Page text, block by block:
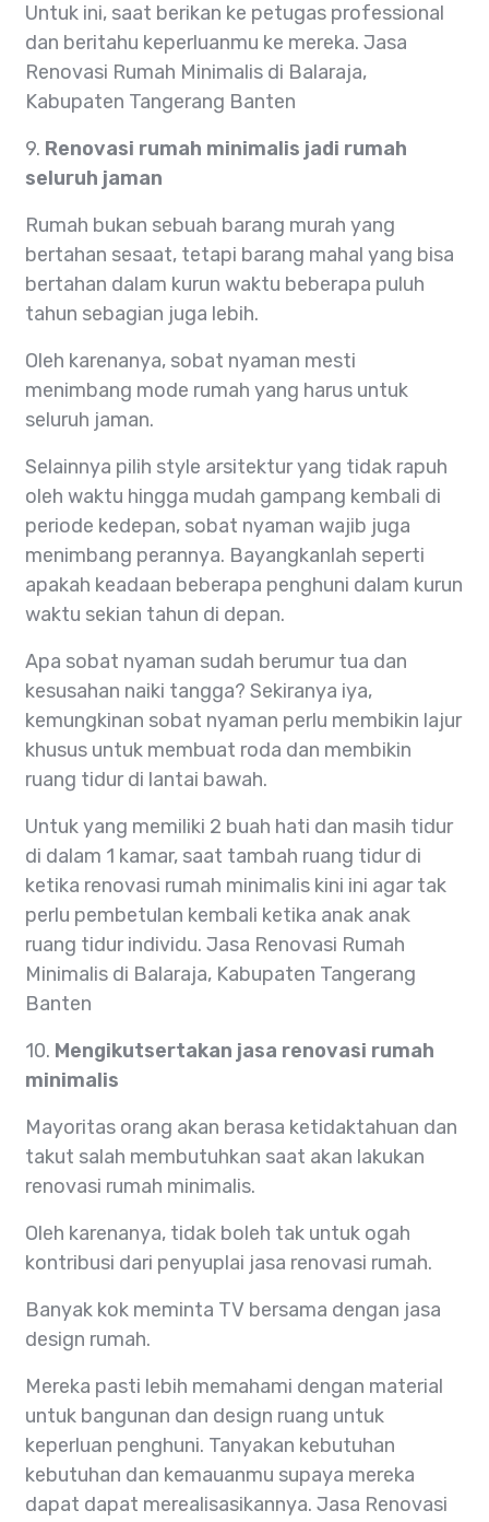
Untuk ini, saat berikan ke petugas professional
dan beritahu keperluanmu ke mereka. Jasa
Renovasi Rumah Minimalis di Balaraja,
Kabupaten Tangerang Banten
9. Renovasi rumah minimalis jadi rumah
seluruh jaman
Rumah bukan sebuah barang murah yang
bertahan sesaat, tetapi barang mahal yang bisa
bertahan dalam kurun waktu beberapa puluh
tahun sebagian juga lebih.
Oleh karenanya, sobat nyaman mesti
menimbang mode rumah yang harus untuk
seluruh jaman.
Selainnya pilih style arsitektur yang tidak rapuh
oleh waktu hingga mudah gampang kembali di
periode kedepan, sobat nyaman wajib juga
menimbang perannya. Bayangkanlah seperti
apakah keadaan beberapa penghuni dalam kurun
waktu sekian tahun di depan.
Apa sobat nyaman sudah berumur tua dan
kesusahan naiki tangga? Sekiranya iya,
kemungkinan sobat nyaman perlu membikin lajur
khusus untuk membuat roda dan membikin
ruang tidur di lantai bawah.
Untuk yang memiliki 2 buah hati dan masih tidur
di dalam 1 kamar, saat tambah ruang tidur di
ketika renovasi rumah minimalis kini ini agar tak
perlu pembetulan kembali ketika anak anak
ruang tidur individu. Jasa Renovasi Rumah
Minimalis di Balaraja, Kabupaten Tangerang
Banten
10. Mengikutsertakan jasa renovasi rumah
minimalis
Mayoritas orang akan berasa ketidaktahuan dan
takut salah membutuhkan saat akan lakukan
renovasi rumah minimalis.
Oleh karenanya, tidak boleh tak untuk ogah
kontribusi dari penyuplai jasa renovasi rumah.
Banyak kok meminta TV bersama dengan jasa
design rumah.
Mereka pasti lebih memahami dengan material
untuk bangunan dan design ruang untuk
keperluan penghuni. Tanyakan kebutuhan
kebutuhan dan kemauanmu supaya mereka
dapat dapat merealisasikannya. Jasa Renovasi